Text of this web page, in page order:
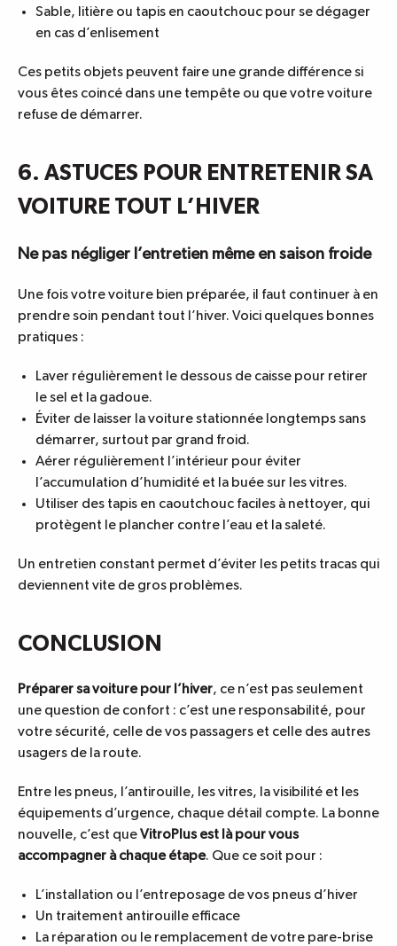
Sable, litière ou tapis en caoutchouc pour se dégager
en cas d’enlisement
Ces petits objets peuvent faire une grande différence si
vous êtes coincé dans une tempête ou que votre voiture
refuse de démarrer.
6. ASTUCES POUR ENTRETENIR SA
VOITURE TOUT L’HIVER
Ne pas négliger l’entretien même en saison froide
Une fois votre voiture bien préparée, il faut continuer à en
prendre soin pendant tout l’hiver. Voici quelques bonnes
pratiques :
Laver régulièrement le dessous de caisse pour retirer
le sel et la gadoue.
Éviter de laisser la voiture stationnée longtemps sans
démarrer, surtout par grand froid.
Aérer régulièrement l’intérieur pour éviter
l’accumulation d’humidité et la buée sur les vitres.
Utiliser des tapis en caoutchouc faciles à nettoyer, qui
protègent le plancher contre l’eau et la saleté.
Un entretien constant permet d’éviter les petits tracas qui
deviennent vite de gros problèmes.
CONCLUSION
Préparer sa voiture pour l’hiver, ce n’est pas seulement
une question de confort : c’est une responsabilité, pour
votre sécurité, celle de vos passagers et celle des autres
usagers de la route.
Entre les pneus, l’antirouille, les vitres, la visibilité et les
équipements d’urgence, chaque détail compte. La bonne
nouvelle, c’est queVitroPlus est là pour vous
accompagner à chaque étape. Que ce soit pour :
L’installation ou l’entreposage de vos pneus d’hiver
Un traitement antirouille efficace
La réparation ou le remplacement de votre pare-brise